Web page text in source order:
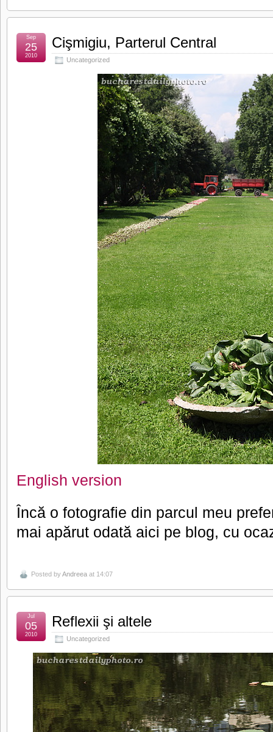
Cişmigiu, Parterul Central
Uncategorized
Sep
25
2010
English version
Încă o fotografie din parcul meu
mai apărut odată aici pe blog, cu
Posted byAndreea at 14:07
Reflexii şi altele
Uncategorized
Jul
05
2010